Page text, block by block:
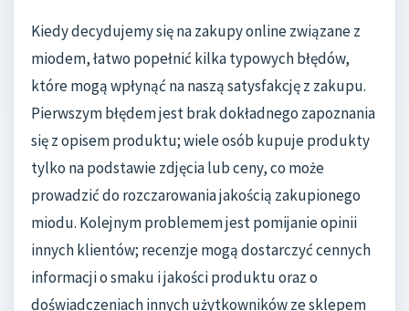
Kiedy decydujemy się na zakupy online związane z
miodem, łatwo popełnić kilka typowych błędów,
które mogą wpłynąć na naszą satysfakcję z zakupu.
Pierwszym błędem jest brak dokładnego zapoznania
się z opisem produktu; wiele osób kupuje produkty
tylko na podstawie zdjęcia lub ceny, co może
prowadzić do rozczarowania jakością zakupionego
miodu. Kolejnym problemem jest pomijanie opinii
innych klientów; recenzje mogą dostarczyć cennych
informacji o smaku i jakości produktu oraz o
doświadczeniach innych użytkowników ze sklepem